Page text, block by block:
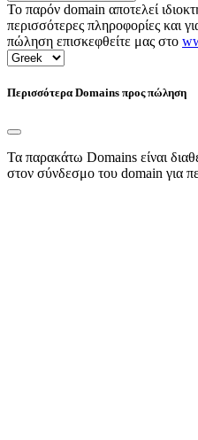
Το παρόν domain αποτελεί
περισσότερες πληροφορίες και
πώληση επισκεφθείτε μας στο
Περισσότερα Domains προς πώληση
Τα παρακάτω Domains είναι
στον σύνδεσμο του domain για